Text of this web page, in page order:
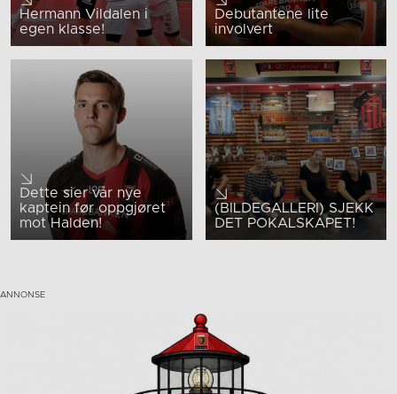
Hermann Vildalen i
egen klasse!
Debutantene lite
involvert
Dette sier vår nye
kaptein før oppgjøret
mot Halden!
(BILDEGALLERI) SJEKK
DET POKALSKAPET!